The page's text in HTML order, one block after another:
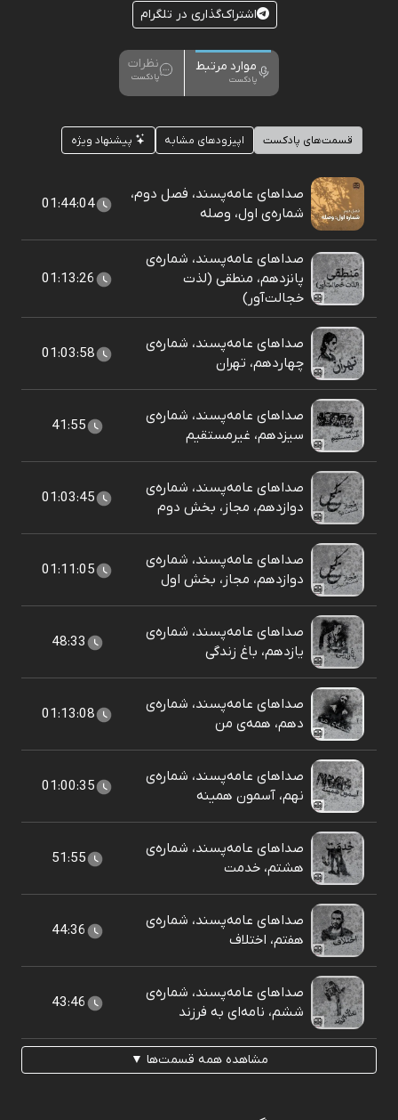
اشتراک‌گذاری در تلگرام
موارد مرتبط
پادکست
نظرات
پادکست
قسمت‌های پادکست اپیزودهای مشابه پیشنهاد ویژه
صداهای عامه‌پسند، فصل دوم،
شماره‌ی اول، وصله
01:44:04
صداهای عامه‌پسند، شماره‌ی
پانزدهم، منطقی (لذت
خجالت‌آور)
01:13:26
صداهای عامه‌پسند، شماره‌ی
چهاردهم، تهران
01:03:58
صداهای عامه‌پسند، شماره‌ی
سیزدهم، غیرمستقیم
41:55
صداهای عامه‌پسند، شماره‌ی
دوازدهم، مجاز، بخش دوم
01:03:45
صداهای عامه‌پسند، شماره‌ی
دوازدهم، مجاز، بخش اول
01:11:05
صداهای عامه‌پسند، شماره‌ی
یازدهم، باغ زندگی
48:33
صداهای عامه‌پسند، شماره‌ی
دهم، همه‌ی من
01:13:08
صداهای عامه‌پسند، شماره‌ی
نهم، آسمون همینه
01:00:35
صداهای عامه‌پسند، شماره‌ی
هشتم، خدمت
51:55
صداهای عامه‌پسند، شماره‌ی
هفتم، اختلاف
44:36
صداهای عامه‌پسند، شماره‌ی
ششم، نامه‌ای به فرزند
43:46
مشاهده همه قسمت‌ها ▼